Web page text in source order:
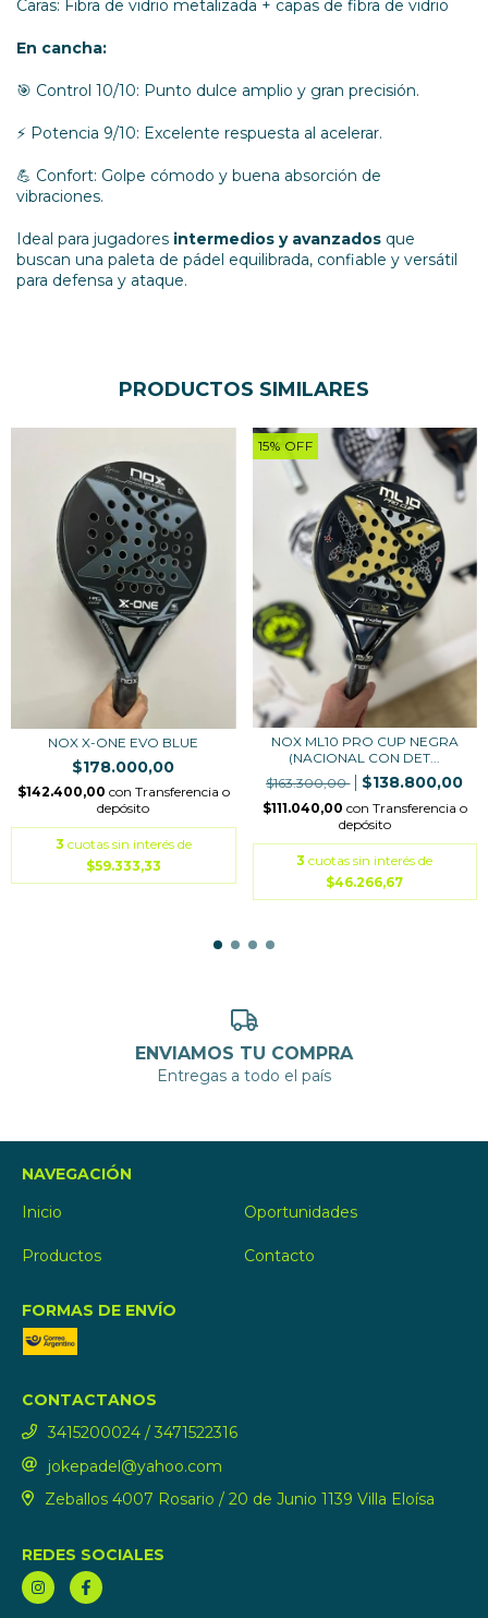
Caras: Fibra de vidrio metalizada + capas de fibra de vidrio
En cancha:
🎯 Control 10/10: Punto dulce amplio y gran precisión.
⚡ Potencia 9/10: Excelente respuesta al acelerar.
💪 Confort: Golpe cómodo y buena absorción de
vibraciones.
Ideal para jugadores intermedios y avanzados que
buscan una paleta de pádel equilibrada, confiable y versátil
para defensa y ataque.
PRODUCTOS SIMILARES
NOX X-ONE EVO BLUE
$178.000,00
$142.400,00 con Transferencia o
depósito
3 cuotas sin interés de
$59.333,33
15% OFF
NOX ML10 PRO CUP NEGRA
(NACIONAL CON DET...
$163.300,00
$138.800,00
$111.040,00 con Transferencia o
depósito
3 cuotas sin interés de
$46.266,67
ENVIAMOS TU COMPRA
Entregas a todo el país
NAVEGACIÓN
Inicio
Oportunidades
Productos Contacto
FORMAS DE ENVÍO
CONTACTANOS
3415200024 / 3471522316
jokepadel@yahoo.com
Zeballos 4007 Rosario / 20 de Junio 1139 Villa Eloísa
REDES SOCIALES